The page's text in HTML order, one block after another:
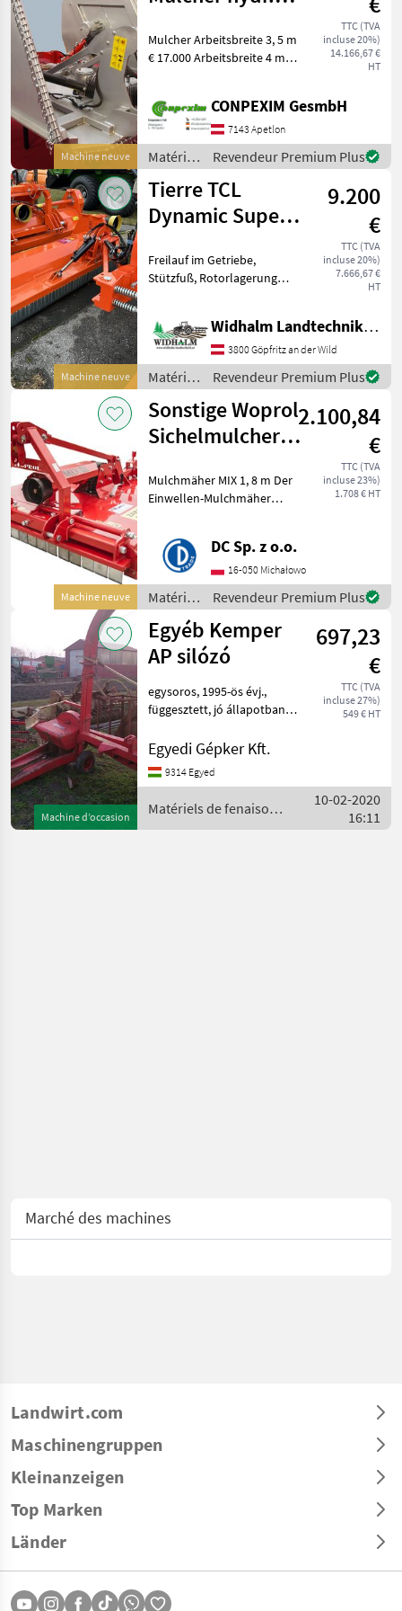
Sonstige
Machine neuve
TTC (TVA
incluse 20%)
14.166,67 €
HT
Mulcher Arbeitsbreite 3, 5 m
€ 17.000 Arbeitsbreite 4 m €
Messer ( wahlweise Ketten ),
Gelenkwe
CONPEXIM GesmbH
7143 Apetlon
Matériels
de
fenaison
/
Conpexim
Revendeur Premium Plus
Machine neuve
Tierre TCL
Dynamic Super
9.200
€
TTC (TVA
incluse 20%)
7.666,67 €
HT
Freilauf im Getriebe,
Stützfuß, Rotorlagerung
selbstreinigende
verstellbare Stützwalze mit
Abstreifer, Doppelwandiges
Gehäuse mit H
Widhalm Landtechnik GmbH
3800 Göpfritz an der Wild
Matériels
de
fenaison
/ Tierre
Revendeur Premium Plus
Machine neuve
Sonstige Woprol
Sichelmulcher
Faucheuse
2.100,84
€
TTC (TVA
incluse 23%)
1.708 € HT
Mulchmäher MIX 1, 8 m Der
Einwellen-Mulchmäher
Beerenplantagen. Er dient
zum Zerkleinern von zuvor
geschnittenen Ästen un
DC Sp. z o.o.
16-050 Michałowo
Matériels
de
fenaison
/
Sonstige
Revendeur Premium Plus
Machine d’occasion
Egyéb Kemper
AP silózó
697,23
€
TTC (TVA
incluse 27%)
549 € HT
egysoros, 1995-ös évj.,
függesztett, jó állapotban
Ensileuses de fenaison
Egyedi Gépker Kft.
9314 Egyed
Matériels de fenaison /
Sonstige
10-02-2020
16:11
Marché des machines
Landwirt.com
Maschinengruppen
Kleinanzeigen
Top Marken
Länder